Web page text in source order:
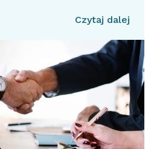
Czytaj dalej